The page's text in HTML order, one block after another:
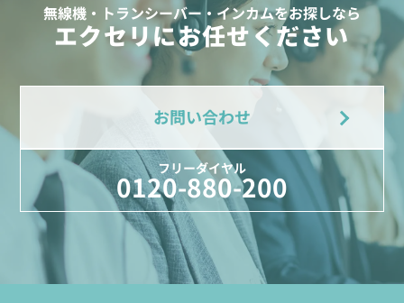
無線機・トランシーバー・インカムをお探しなら
エクセリにお任せください
お問い合わせ
フリーダイヤル
0120-880-200